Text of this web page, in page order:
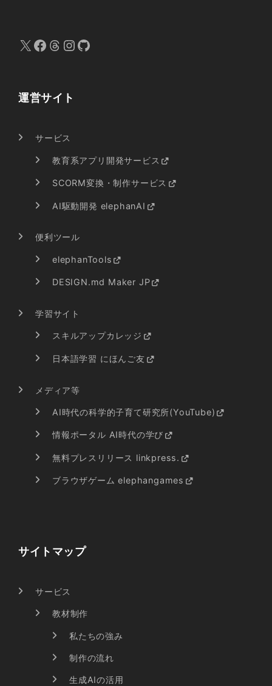
X Facebook Threads InstagramGitHub
運営サイト
サービス
教育系アプリ開発サービス
SCORM変換・制作サービス
AI駆動開発 elephanAI
便利ツール
elephanTools
DESIGN.md Maker JP
学習サイト
スキルアップカレッジ
日本語学習 にほんご友
メディア等
AI時代の科学的子育て研究所(YouTube)
情報ポータル AI時代の学び
無料プレスリリース linkpress.
ブラウザゲーム elephangames
サイトマップ
サービス
教材制作
私たちの強み
制作の流れ
生成AIの活用